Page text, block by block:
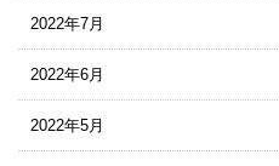
2022年7月
2022年6月
2022年5月